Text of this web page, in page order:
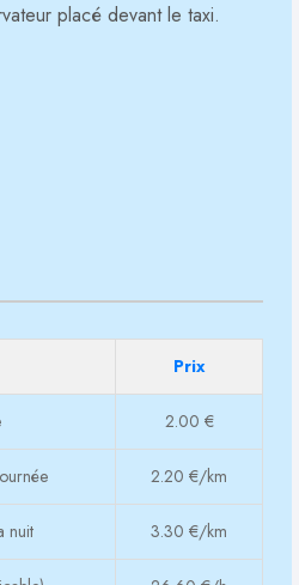
placé devant le taxi.
Prix
2.00 €
2.20 €/km
nuit 3.30 €/km